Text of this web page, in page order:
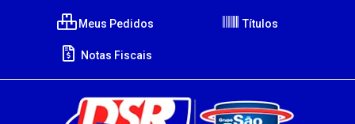
Meus Pedidos Títulos
Notas Fiscais